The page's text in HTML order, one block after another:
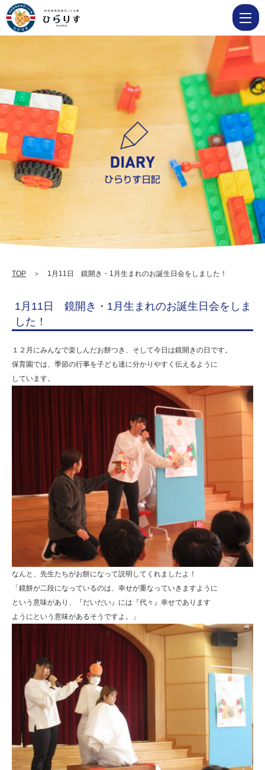
月
鏡
開
き・
1
月
生
れ
の
誕
生
日
会
を
し
ま
し
た！
|
学
校
法
人
明
善
学
園
幼
保
連
認
定
こ
TOP ＞ 1月11日 鏡開き・1月生まれのお誕生日会をしました！
1月11日 鏡開き・1月生まれのお誕生日会をしま
した！
１２月にみんなで楽しんだお餅つき、そして今日は鏡開きの日です。
保育園では、季節の行事を子ども達に分かりやすく伝えるように
しています。
なんと、先生たちがお餅になって説明してくれましたよ！
「鏡餅が二段になっているのは、幸せが重なっていきますように
という意味があり、『だいだい』には『代々』幸せであります
ようにという意味があるそうですよ。」